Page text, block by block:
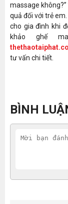
massage
quả đối với trẻ
cho gia đình khi
khảo ghế
tư vấn chi tiết.
BÌNH